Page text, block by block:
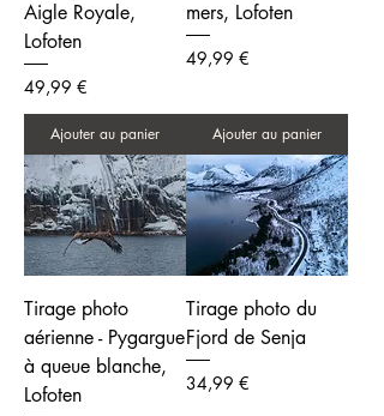
Aigle Royale,
Lofoten
Prix
49,99 €
Ajouter au panier
mers, Lofoten
Prix
49,99 €
Ajouter au panier
Tirage photo
aérienne - Pygargue
à queue blanche,
Lofoten
Tirage photo du
Fjord de Senja
Prix
34,99 €